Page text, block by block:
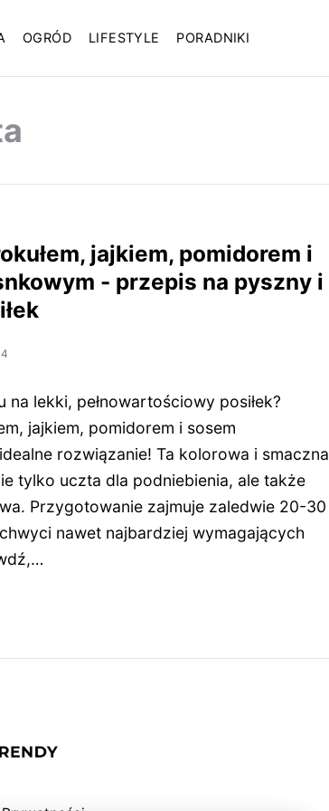
OGRÓD LIFESTYLE PORADNIKI
jajkiem, pomidorem i
- przepis na pyszny i
na lekki, pełnowartościowy posiłek?
jajkiem, pomidorem i sosem
rozwiązanie! Ta kolorowa i smaczna
tylko uczta dla podniebienia, ale także
Przygotowanie zajmuje zaledwie 20-30
nawet najbardziej wymagających